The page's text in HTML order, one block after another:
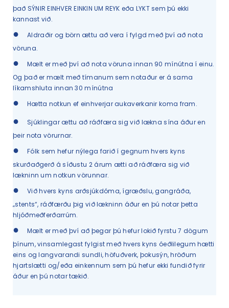
það SÝNIR EINHVER EINKIN UM REYK eða LYKT sem þú ekki
kannast við.
●
Aldraðir og börn ættu að vera í fylgd með því að nota
vöruna.
●
Mælt er með því að nota vöruna innan 90 mínútna í einu.
Og það er mælt með tímanum sem notaður er á sama
líkamshluta innan 30 mínútna
● Hætta notkun ef einhverjar aukaverkanir koma fram.
●
Sjúklingar ættu að ráðfæra sig við lækna sína áður en
þeir nota vörurnar.
●
Fólk sem hefur nýlega farið í gegnum hvers kyns
skurðaðgerð á síðustu 2 árum ætti að ráðfæra sig við
lækninn um notkun vörunnar.
●
Við hvers kyns arðsjúkdóma, ígræðslu, gangráða,
„stents“, ráðfærðu þig við lækninn áður en þú notar þetta
hljóðmeðferðarrúm.
●
Mælt er með því að þegar þú hefur lokið fyrstu 7 dögum
þínum, vinsamlegast fylgist með hvers kyns óeðlilegum hætti
eins og langvarandi sundli, höfuðverk, þokusýn, hröðum
hjartslætti og/eða einkennum sem þú hefur ekki fundið fyrir
áður en þú notar tækið.